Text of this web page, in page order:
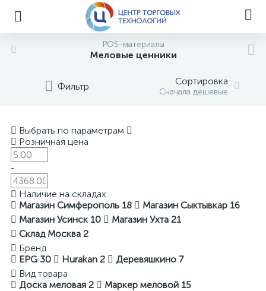
POS-материалы
Меловые ценники
Фильтр Сортировка
Сначала дешевые
Выбрать по параметрам
Розничная цена
-
Наличие на складах
Магазин Симферополь 18 Магазин Сыктывкар 16
Магазин Усинск 10 Магазин Ухта 21
Склад Москва 2
Бренд
EPG 30 Hurakan 2 Деревяшкино 7
Вид товара
Доска меловая 2 Маркер меловой 15